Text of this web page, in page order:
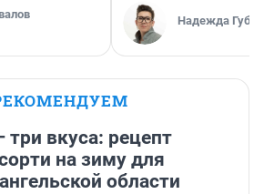
Надежда
вкуса: рецепт
на зиму для
области